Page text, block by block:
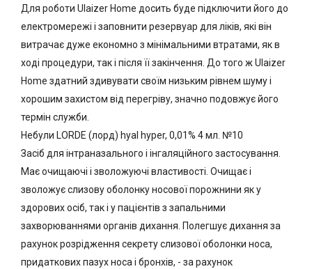
Для роботи Ulaizer Home досить буде підключити його до
електромережі і заповнити резервуар для ліків, які він
витрачає дуже економно з мінімальними втратами, як в
ході процедури, так і після її закінчення. До того ж Ulaizer
Home здатний здивувати своїм низьким рівнем шуму і
хорошим захистом від перегріву, значно подовжує його
термін служби.
Небули LORDE (лорд) hyal hyper, 0,01% 4 мл. №10
Засіб для інтраназального і інгаляційного застосування.
Має очищаючі і зволожуючі властивості. Очищає і
зволожує слизову оболонку носової порожнини як у
здорових осіб, так і у пацієнтів з запальними
захворюваннями органів дихання. Полегшує дихання за
рахунок розрідження секрету слизової оболонки носа,
придаткових пазух носа і бронхів, - за рахунок